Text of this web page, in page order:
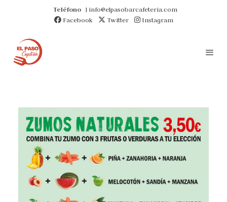
Teléfono| info@elpasobarcafeteria.com
Facebook
Twitter Instagram